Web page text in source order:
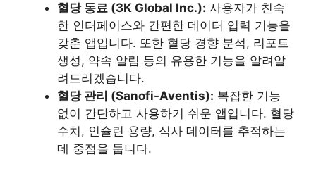
혈당 동료 (3K Global Inc.): 사용자가 친숙
한 인터페이스와 간편한 데이터 입력 기능을
갖춘 앱입니다. 또한 혈당 경향 분석, 리포트
생성, 약속 알림 등의 유용한 기능을 알려알
려드리겠습니다.
혈당 관리 (Sanofi-Aventis): 복잡한 기능
없이 간단하고 사용하기 쉬운 앱입니다. 혈당
수치, 인슐린 용량, 식사 데이터를 추적하는
데 중점을 둡니다.